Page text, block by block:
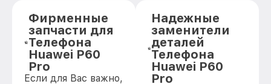
Фирменные
запчасти для
Телефона
Huawei P60
Pro
Если для Вас важно,
Надежные
заменители
деталей
Телефона
Huawei P60
Pro